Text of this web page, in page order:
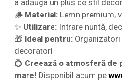
a adăuga un plus de stil
🪵 Material: Lemn premium,
✨ Utilizare: Intrare nuntă,
🎁 Ideal pentru: Organizatori
decoratori
💍 Creează o atmosferă de
mare! Disponibil acum pe